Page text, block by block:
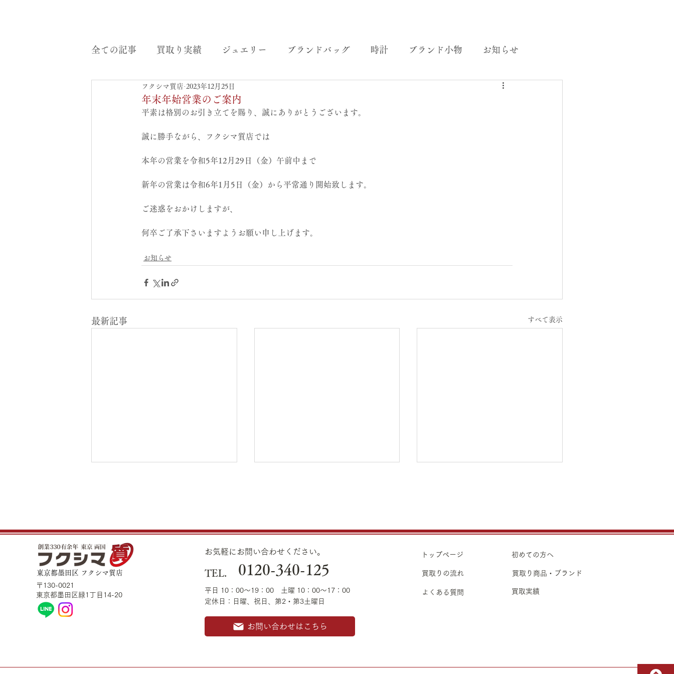
全ての記事 買取り実績 ジュエリー ブランドバッグ 時計 ブランド小物 お知らせ
年末年始営業のご案内
フクシマ質店 2023年12月25日
平素は格別のお引き立てを賜り、誠にありがとうございます。
誠に勝手ながら、フクシマ質店では
本年の営業を令和5年12月29日（金）午前中まで
新年の営業は令和6年1月5日（金）から平常通り開始致します。
ご迷惑をおかけしますが、
何卒ご了承下さいますようお願い申し上げます。
お知らせ
最新記事 すべて表示
ながら、下記日程を夏季休業とさ
せて頂きます。 ◆夏季休業期間
8月11日（火）～8月16日（日）
上記期間内に質流れ期限の方は、
休業明けの更新・受け戻しも可能
です。 ご不便おかけしますが、
何卒ご理解の程よろしくお願い致
り価格のご案内です。 金 K24イ
ンゴット ¥22,980 K24スクラ
¥20,430 K18
¥12,640 K10
ト ¥9,190 Pt1000スクラップ
¥8,890
り価格のご案内です。 金 K24イ
ップ ¥21,530 K22
¥19,560 K18
¥12,100 K10
東京都墨田区 フクシマ質店
〒130-0021​
東京都墨田区緑1丁目14-20
​お気軽にお問い合わせください。
TEL. 0120-340-125
平日 10：00～19：00 土曜 10：00～17：00
定休日：日曜、祝日
、第2・第3土曜日
お問い合わせはこちら
トップページ 初めての方へ
買取り の流れ 買取り商品・ブランド
よくある質問 買取実績